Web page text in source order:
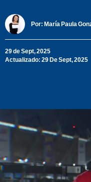
Por: María Paula
29 de Sept, 2025
Actualizado: 29 De Sept, 2025